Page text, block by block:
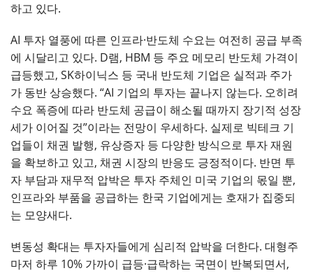
하고 있다.
AI 투자 열풍에 따른 인프라·반도체 수요는 여전히 공급 부족
에 시달리고 있다. D램, HBM 등 주요 메모리 반도체 가격이
급등했고, SK하이닉스 등 국내 반도체 기업은 실적과 주가
가 동반 상승했다. “AI 기업의 투자는 끝나지 않는다. 오히려
수요 폭증에 따라 반도체 공급이 해소될 때까지 장기적 성장
세가 이어질 것”이라는 전망이 우세하다. 실제로 빅테크 기
업들이 채권 발행, 유상증자 등 다양한 방식으로 투자 재원
을 확보하고 있고, 채권 시장의 반응도 긍정적이다. 반면 투
자 부담과 재무적 압박은 투자 주체인 미국 기업의 몫일 뿐,
인프라와 부품을 공급하는 한국 기업에게는 호재가 집중되
는 모양새다.
변동성 확대는 투자자들에게 심리적 압박을 더한다. 대형주
마저 하루 10% 가까이 급등·급락하는 국면이 반복되면서,